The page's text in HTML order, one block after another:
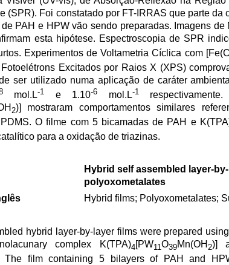
(SPR). Foi constatado por FT-IRRAS que parte
PAH e HPW vão sendo preparadas. Imagens
esta hipótese. Espectroscopia de SPR
Experimentos de Voltametria Cíclica com
Excitados por Raios X (XPS)
ser utilizado numa aplicação de caráter
mol.L-1 e 1.10-6 mol.L-1
2)] mostraram comportamentos similares
O filme com 5 bicamadas de PAH e
para a oxidação de triazinas.
Hybrid self assembled layer-
polyoxometalates
Hybrid films; Polyoxometalates;
hybrid layer-by-layer films were prepared
complex K(TPA)4[PW11O39Mn(OH 2)]
The film containing 5 bilayers of PAH and